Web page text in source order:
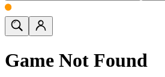
Game Not Found